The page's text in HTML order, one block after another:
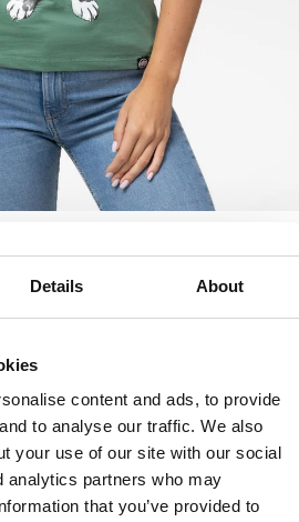
Details About
content and ads, to provide
to analyse our traffic. We also
your use of our site with our social
analytics partners who may
that you’ve provided to
II
49 PLN